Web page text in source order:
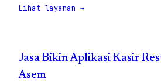
Lihat layanan →
Jasa Bikin Aplikasi Kasir
Asem